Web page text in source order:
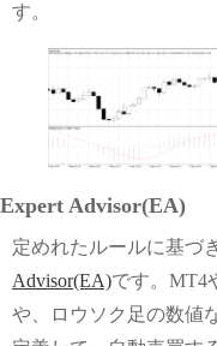
す。
Expert Advisor(EA)
定めれたルールに基づ
Advisor(EA)です。MT4
や、ロウソク足の数値